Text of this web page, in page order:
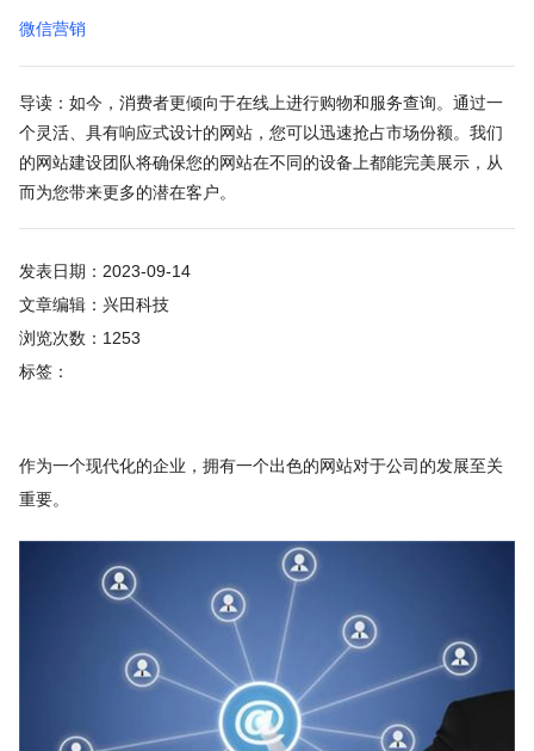
微信营销
导读：如今，消费者更倾向于在线上进行购物和服务查询。通过一
个灵活、具有响应式设计的网站，您可以迅速抢占市场份额。我们
的网站建设团队将确保您的网站在不同的设备上都能完美展示，从
而为您带来更多的潜在客户。
发表日期：2023-09-14
文章编辑：兴田科技
浏览次数：1253
标签：
作为一个现代化的企业，拥有一个出色的网站对于公司的发展至关
重要。